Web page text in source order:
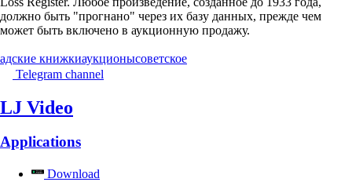
должно быть "прогнано" через их базу данных, прежде чем
может быть включено в аукционную продажу.
адские книжкиаукционысоветское
Telegram channel
LJ Video
Applications
Download